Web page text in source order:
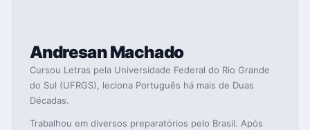
Andresan Machado
Cursou Letras pela Universidade Federal do Rio Grande
do Sul (UFRGS), leciona Português há mais de Duas
Décadas.
Trabalhou em diversos preparatórios pelo Brasil. Após